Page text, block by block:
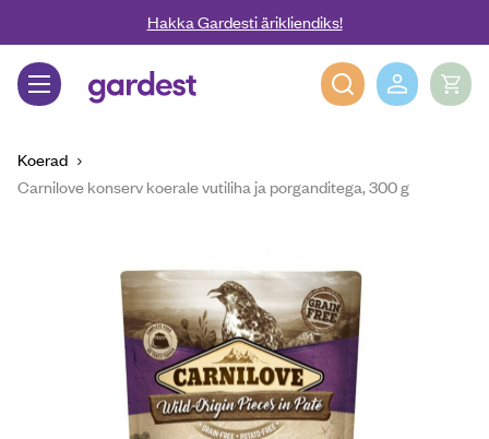
Liigu edasi põhisisu juurdeHakka Gardesti ärikliendiks!
Gardest
Koerad
Carnilove konserv koerale vutiliha ja porganditega, 300 g